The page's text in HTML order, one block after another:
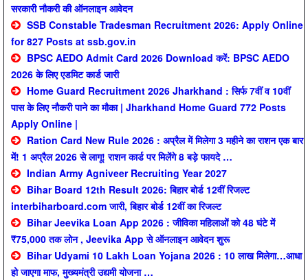
सरकारी नौकरी की ऑनलाइन आवेदन
SSB Constable Tradesman Recruitment 2026: Apply Online
for 827 Posts at ssb.gov.in
BPSC AEDO Admit Card 2026 Download करें: BPSC AEDO
2026 के लिए एडमिट कार्ड जारी
Home Guard Recruitment 2026 Jharkhand : सिर्फ 7वीं व 10वीं
पास के लिए नौकरी पाने का मौका | Jharkhand Home Guard 772 Posts
Apply Online |
Ration Card New Rule 2026 : अप्रैल में मिलेगा 3 महीने का राशन एक बार
में! 1 अप्रैल 2026 से लागू! राशन कार्ड पर मिलेंगे 8 बड़े फायदे …
Indian Army Agniveer Recruiting Year 2027
Bihar Board 12th Result 2026: बिहार बोर्ड 12वीं रिजल्ट
interbiharboard.com जारी, बिहार बोर्ड 12वीं का रिजल्ट
Bihar Jeevika Loan App 2026 : जीविका महिलाओं को 48 घंटे में
₹75,000 तक लोन , Jeevika App से ऑनलाइन आवेदन शुरू
Bihar Udyami 10 Lakh Loan Yojana 2026 : 10 लाख मिलेगा…आधा
हो जाएगा माफ, मुख्यमंत्री उद्यमी योजना …